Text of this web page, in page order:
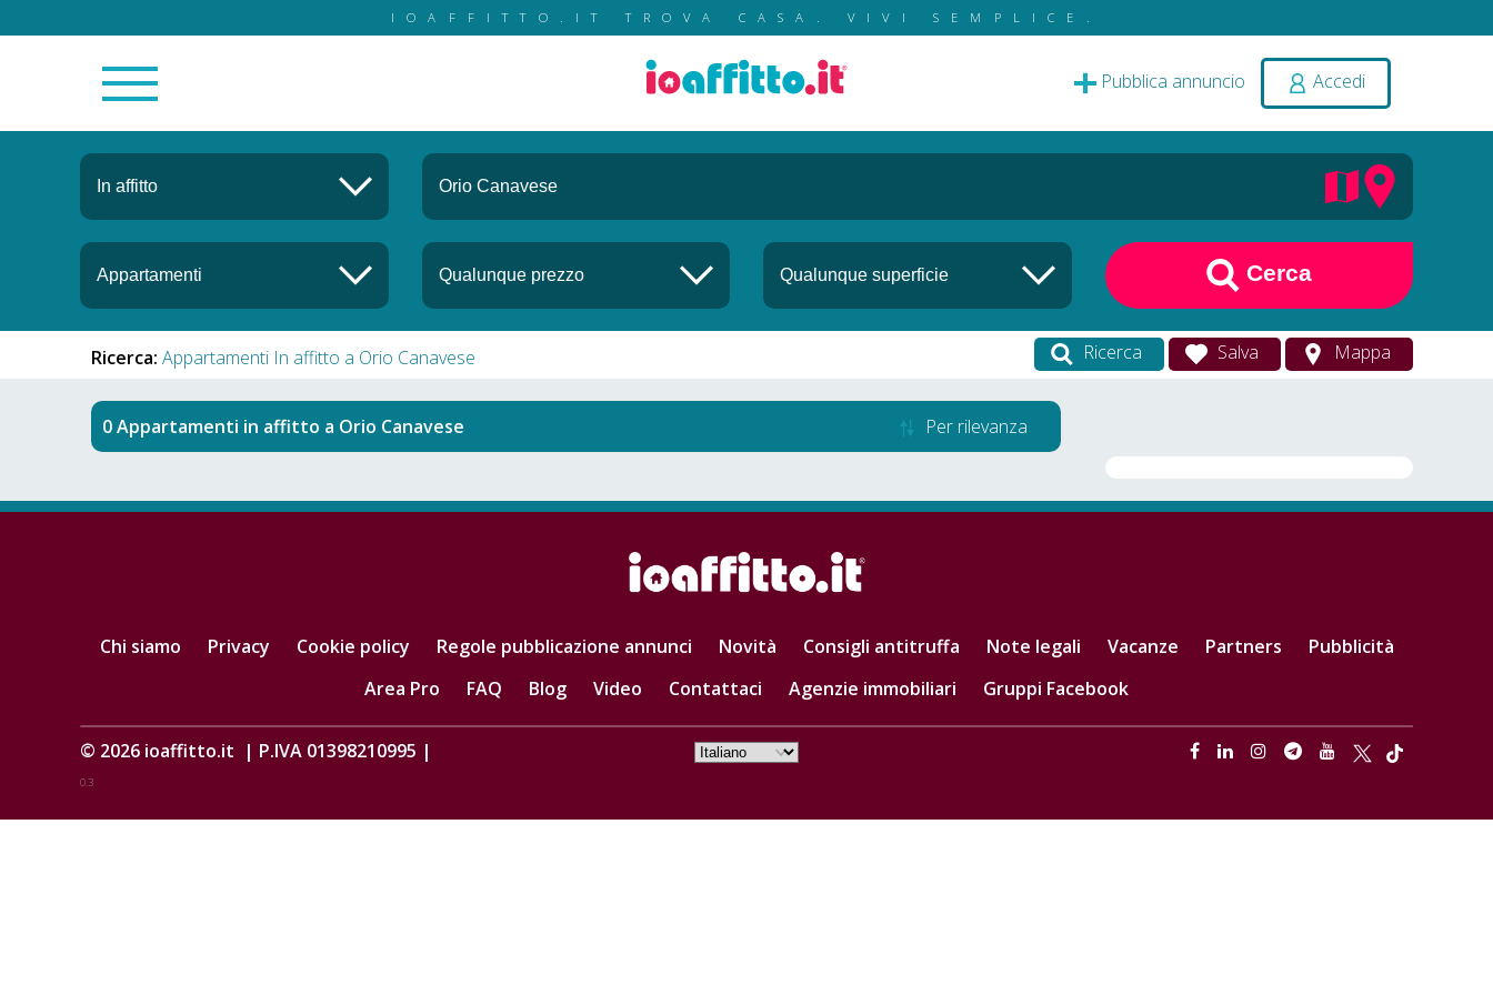
IOAFFITTO.IT TROVA CASA. VIVI SEMPLICE.
Pubblica annuncio Accedi
Cerca
Ricerca: Appartamenti In affitto a Orio Canavese Ricerca Salva Mappa
Appartamenti in affitto a Orio Canavese Per rilevanza
Chi siamo Privacy Cookie policy Regole pubblicazione annunci Novità Consigli antitruffa Note legali Vacanze Partners
Pubblicità
Area Pro
FAQ Blog Video Contattaci Agenzie immobiliari Gruppi Facebook
© 2026 ioaffitto.it | P.IVA 01398210995 |
0.3